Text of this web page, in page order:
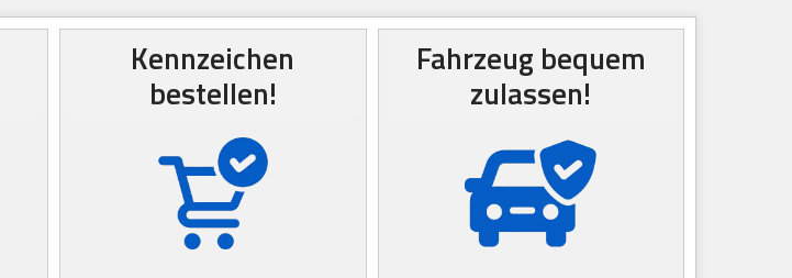
Kennzeichen
bestellen!
Fahrzeug bequem
zulassen!